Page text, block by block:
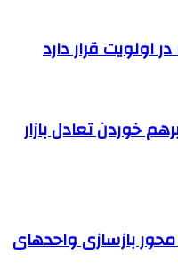
اولویت قرار دارد
خوردن تعادل بازار
بازسازی واحدهای